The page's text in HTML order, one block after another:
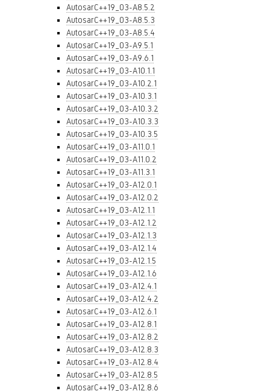
AutosarC++19_03-A8.5.2
AutosarC++19_03-A8.5.3
AutosarC++19_03-A8.5.4
AutosarC++19_03-A9.5.1
AutosarC++19_03-A9.6.1
AutosarC++19_03-A10.1.1
AutosarC++19_03-A10.2.1
AutosarC++19_03-A10.3.1
AutosarC++19_03-A10.3.2
AutosarC++19_03-A10.3.3
AutosarC++19_03-A10.3.5
AutosarC++19_03-A11.0.1
AutosarC++19_03-A11.0.2
AutosarC++19_03-A11.3.1
AutosarC++19_03-A12.0.1
AutosarC++19_03-A12.0.2
AutosarC++19_03-A12.1.1
AutosarC++19_03-A12.1.2
AutosarC++19_03-A12.1.3
AutosarC++19_03-A12.1.4
AutosarC++19_03-A12.1.5
AutosarC++19_03-A12.1.6
AutosarC++19_03-A12.4.1
AutosarC++19_03-A12.4.2
AutosarC++19_03-A12.6.1
AutosarC++19_03-A12.8.1
AutosarC++19_03-A12.8.2
AutosarC++19_03-A12.8.3
AutosarC++19_03-A12.8.4
AutosarC++19_03-A12.8.5
AutosarC++19_03-A12.8.6